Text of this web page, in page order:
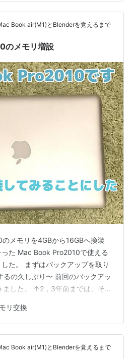
Proを購入してしまいました。 こ
々と頑張っていこうと思います
だけの段階ですので、アフィリ
アドセンス？ってなに？みたい
Book air(M1)とBlenderを覚えるまで
のメモリ増設
メモリを4GBから16GBへ換装
た Mac Book Pro2010で使える
た。 まずはバックアップを取り
るの久しぶり〜 前回のバックアッ
ました。 ↑2，3年前までは、それ
のですが、 なんと Appleが正式
してるんです❣️ 昔のは自分でメ
ことだったんですよね。 ・メモ
３本あるので、念のため位置が分
リ交換
Book air(M1)とBlenderを覚えるまで